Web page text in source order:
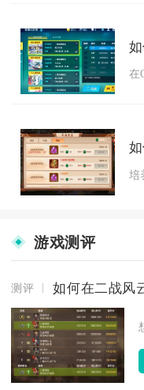
在
培
游戏测评
测评 如何在二战风